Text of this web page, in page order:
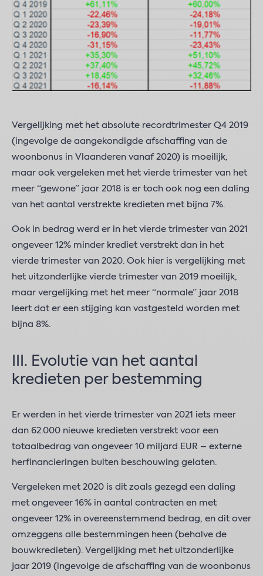
Vergelijking met het absolute recordtrimester Q4 2019
(ingevolge de aangekondigde afschaffing van de
woonbonus in Vlaanderen vanaf 2020) is moeilijk,
maar ook vergeleken met het vierde trimester van het
meer “gewone” jaar 2018 is er toch ook nog een daling
van het aantal verstrekte kredieten met bijna 7%.
Ook in bedrag werd er in het vierde trimester van 2021
ongeveer 12% minder krediet verstrekt dan in het
vierde trimester van 2020. Ook hier is vergelijking met
het uitzonderlijke vierde trimester van 2019 moeilijk,
maar vergelijking met het meer “normale” jaar 2018
leert dat er een stijging kan vastgesteld worden met
bijna 8%.
III. Evolutie van het aantal
kredieten per bestemming
Er werden in het vierde trimester van 2021 iets meer
dan 62.000 nieuwe kredieten verstrekt voor een
totaalbedrag van ongeveer 10 miljard EUR – externe
herfinancieringen buiten beschouwing gelaten.
Vergeleken met 2020 is dit zoals gezegd een daling
met ongeveer 16% in aantal contracten en met
ongeveer 12% in overeenstemmend bedrag, en dit over
omzeggens alle bestemmingen heen (behalve de
bouwkredieten). Vergelijking met het uitzonderlijke
jaar 2019 (ingevolge de afschaffing van de woonbonus